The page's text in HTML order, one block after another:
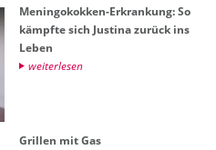
Me­nin­go­kok­ken-Er­kran­kung: So
kämpf­te sich Jus­ti­na zu­rück ins
Leben
wei­ter­le­sen
Gril­len mit Gas